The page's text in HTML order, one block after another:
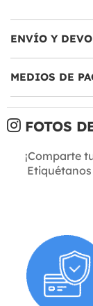
ENVÍO Y
MEDIOS DE
FOTOS
¡Comparte